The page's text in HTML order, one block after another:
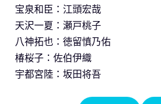
宝泉和臣：江頭宏哉
天沢一夏：瀬戸桃子
八神拓也：徳留慎乃佑
椿桜子：佐伯伊織
宇都宮陸：坂田将吾